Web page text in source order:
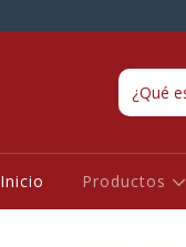
Inicio Productos